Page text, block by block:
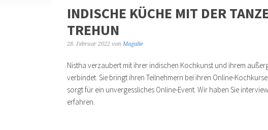
INDISCHE KÜCHE MIT DER
TREHUN
28. Februar 2022 von Magalie
Nistha verzaubert mit ihrer indischen Kochkunst und ihrem
verbindet. Sie bringt ihren Teilnehmern bei ihren Online-
sorgt für ein unvergessliches Online-Event. Wir haben Sie
erfahren.